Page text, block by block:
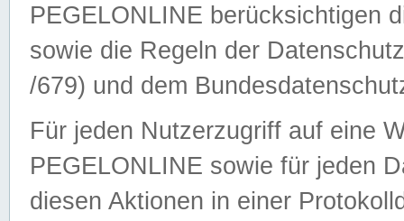
PEGELONLINE berücksichtigen
sowie die Regeln der
/679) und dem
Für jeden Nutzerzugriff auf eine
PEGELONLINE sowie für jeden
diesen Aktionen in einer